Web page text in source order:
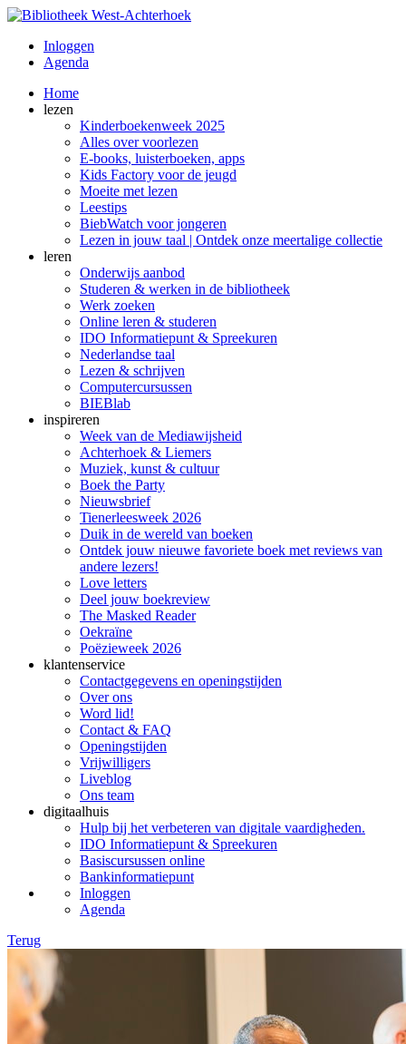
Inloggen
Agenda
Home
lezen
Kinderboekenweek 2025
Alles over voorlezen
E-books, luisterboeken, apps
Kids Factory voor de jeugd
Moeite met lezen
Leestips
BiebWatch voor jongeren
Lezen in jouw taal | Ontdek onze meertalige collectie
leren
Onderwijs aanbod
Studeren & werken in de bibliotheek
Werk zoeken
Online leren & studeren
IDO Informatiepunt & Spreekuren
Nederlandse taal
Lezen & schrijven
Computercursussen
BIEBlab
inspireren
Week van de Mediawijsheid
Achterhoek & Liemers
Muziek, kunst & cultuur
Boek the Party
Nieuwsbrief
Tienerleesweek 2026
Duik in de wereld van boeken
Ontdek jouw nieuwe favoriete boek met reviews van
andere lezers!
Love letters
Deel jouw boekreview
The Masked Reader
Oekraïne
Poëzieweek 2026
klantenservice
Contactgegevens en openingstijden
Over ons
Word lid!
Contact & FAQ
Openingstijden
Vrijwilligers
Liveblog
Ons team
digitaalhuis
Hulp bij het verbeteren van digitale vaardigheden.
IDO Informatiepunt & Spreekuren
Basiscursussen online
Bankinformatiepunt
Inloggen
Agenda
Terug